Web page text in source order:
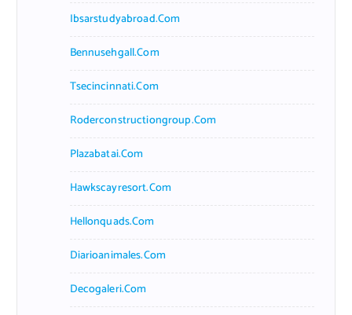
Ibsarstudyabroad.com
Bennusehgall.com
Tsecincinnati.com
Roderconstructiongroup.com
Plazabatai.com
Hawkscayresort.com
Hellonquads.com
Diarioanimales.com
Decogaleri.com